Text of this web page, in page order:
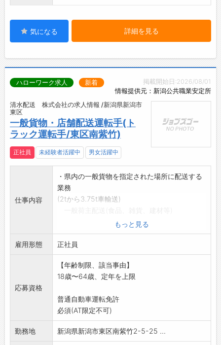
気になる 詳細を見る
掲載開始日:2026/08/01
情報提供元：新潟公共職業安定所
ハローワーク求人 新着
清水配送 株式会社の求人情報 /新潟県新潟市
東区
一般貨物・店舗配送運転手(ト
ラック運転手/東区南紫竹)
正社員 未経験者活躍中 男女活躍中
仕事内容
・県内の一般貨物を指定された場所に配送する
業務
(2tから3.75t車輸送)
・県内のスーパーにルート配送
(3tから4.2t車配送)
イオン店舗へカゴ車を使っての配送
※準中型・中型免許取得支援制度あり
トラックの運転経験がない方も0からしっかり
教えます。
トいたします!
変更範囲:変更なし
もっと見る
雇用形態 正社員
応募資格
【年齢制限、該当事由】
18歳〜64歳、定年を上限
普通自動車運転免許
必須(AT限定不可)
勤務地 新潟県新潟市東区南紫竹2-5-25 ...